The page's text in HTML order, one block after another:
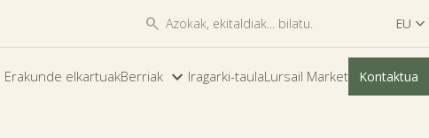
 EU 
ES
EU
Erakunde elkartuakBerriak  Iragarki-taulaLursail Market Kontaktua